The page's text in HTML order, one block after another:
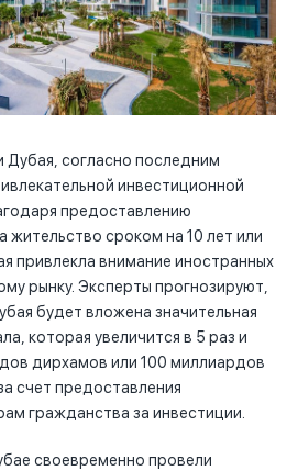
согласно последним
инвестиционной
предоставлению
жительство сроком на 10 лет или
привлекла внимание иностранных
рынку. Эксперты прогнозируют,
будет вложена значительная
которая увеличится в 5 раз и
дирхамов или 100 миллиардов
счет предоставления
гражданства за инвестиции.
своевременно провели